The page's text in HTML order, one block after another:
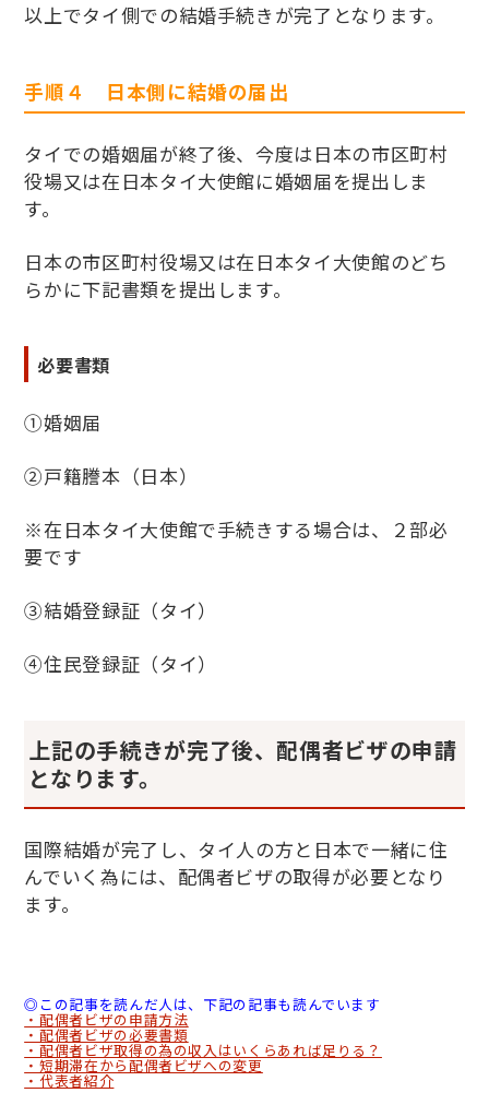
以上でタイ側での結婚手続きが完了となります。
手順４ 日本側に結婚の届出
タイでの婚姻届が終了後、今度は日本の市区町村
役場又は在日本タイ大使館に婚姻届を提出しま
す。
日本の市区町村役場又は在日本タイ大使館のどち
らかに下記書類を提出します。
必要書類
①婚姻届
②戸籍謄本（日本）
※在日本タイ大使館で手続きする場合は、２部必
要です
③結婚登録証（タイ）
④住民登録証（タイ）
上記の手続きが完了後、配偶者ビザの申請
となります。
国際結婚が完了し、タイ人の方と日本で一緒に住
んでいく為には、配偶者ビザの取得が必要となり
ます。
◎この記事を読んだ人は、下記の記事も読んでいます
・配偶者ビザの申請方法
・配偶者ビザの必要書類
・配偶者ビザ取得の為の収入はいくらあれば足りる？
・短期滞在から配偶者ビザへの変更
・代表者紹介